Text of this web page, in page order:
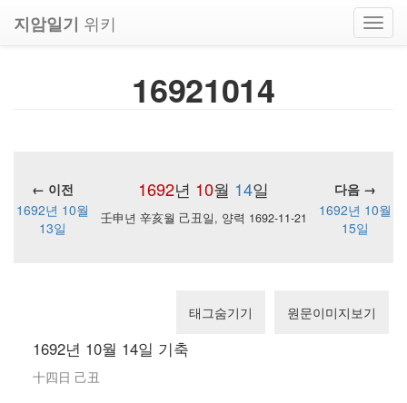
지암일기 위키
16921014
1692년 10월 14일
← 이전
다음 →
1692년 10월
13일
壬申년 辛亥월 己丑일, 양력 1692-11-21
1692년 10월
15일
태그숨기기 원문이미지보기
1692년 10월 14일 기축
十四日 己丑